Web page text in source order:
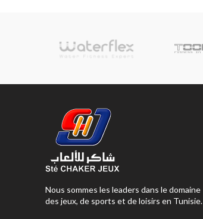
Nous sommes les leaders dans le domaine
des jeux, de sports et de loisirs en Tunisie.